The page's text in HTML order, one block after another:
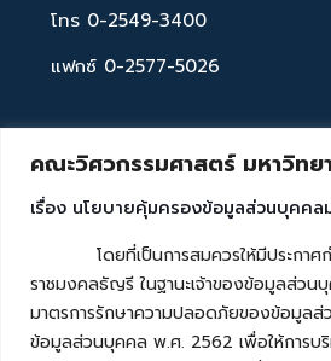
คณะวิศวกรรมศาสตร์ มหาวิท
เรื่อง นโยบายคุ้มครองข้อมูลส่วนบุคค
โดยที่เป็นการสมควรให้มีประกาศกำ
ราชมงคลธัญรี ในฐานะเจ้าของข้อมูลส่วน
มาตรการรักษาความปลอดภัยของข้อมูลส่
ข้อมูลส่วนบุคคล พ.ศ. 2562 เพื่อให้การบริ
โทร 0-2549-3400
แฟกซ์ 0-2577-5026